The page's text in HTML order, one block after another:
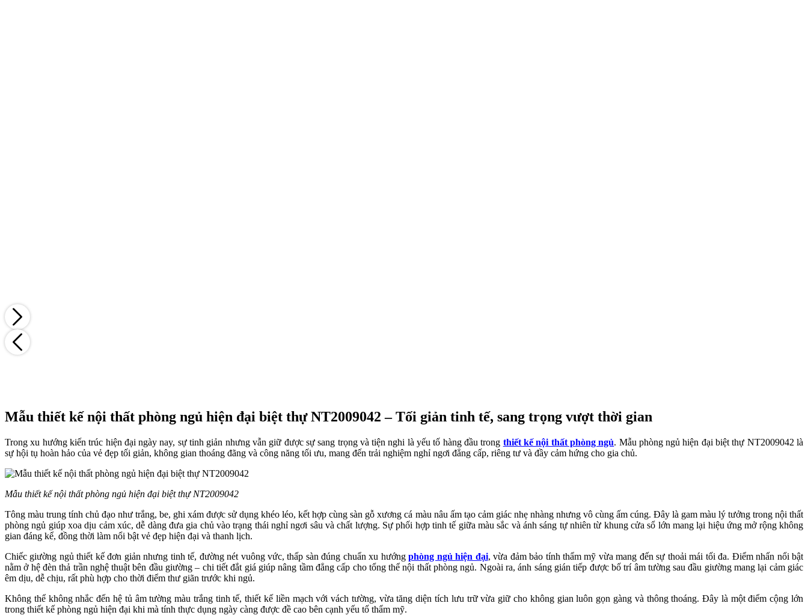
Mẫu thiết kế nội thất phòng ngủ hiện đại biệt thự NT2009042 – Tối giản tinh tế, sang trọng vượt thời gian
Trong xu hướng kiến trúc hiện đại ngày nay, sự tinh giản nhưng vẫn giữ được sự sang trọng và tiện nghi là yếu tố hàng đầu trong thiết kế nội thất phòng ngủ. Mẫu phòng ngủ hiện đại biệt thự NT2009042 là
sự hội tụ hoàn hảo của vẻ đẹp tối giản, không gian thoáng đãng và công năng tối ưu, mang đến trải nghiệm nghỉ ngơi đẳng cấp, riêng tư và đầy cảm hứng cho gia chủ.
Mẫu thiết kế nội thất phòng ngủ hiện đại biệt thự NT2009042
Tông màu trung tính chủ đạo như trắng, be, ghi xám được sử dụng khéo léo, kết hợp cùng sàn gỗ xương cá màu nâu ấm tạo cảm giác nhẹ nhàng nhưng vô cùng ấm cúng. Đây là gam màu lý tưởng trong nội thất
phòng ngủ giúp xoa dịu cảm xúc, dễ dàng đưa gia chủ vào trạng thái nghỉ ngơi sâu và chất lượng. Sự phối hợp tinh tế giữa màu sắc và ánh sáng tự nhiên từ khung cửa sổ lớn mang lại hiệu ứng mở rộng không
gian đáng kể, đồng thời làm nổi bật vẻ đẹp hiện đại và thanh lịch.
Chiếc giường ngủ thiết kế đơn giản nhưng tinh tế, đường nét vuông vức, thấp sàn đúng chuẩn xu hướngphòng ngủ hiện đại, vừa đảm bảo tính thẩm mỹ vừa mang đến sự thoải mái tối đa. Điểm nhấn nổi bật
nằm ở hệ đèn thả trần nghệ thuật bên đầu giường – chi tiết đắt giá giúp nâng tầm đẳng cấp cho tổng thể nội thất phòng ngủ. Ngoài ra, ánh sáng gián tiếp được bố trí âm tường sau đầu giường mang lại cảm giác
êm dịu, dễ chịu, rất phù hợp cho thời điểm thư giãn trước khi ngủ.
Không thể không nhắc đến hệ tủ âm tường màu trắng tinh tế, thiết kế liền mạch với vách tường, vừa tăng diện tích lưu trữ vừa giữ cho không gian luôn gọn gàng và thông thoáng. Đây là một điểm cộng lớn
trong thiết kế phòng ngủ hiện đại khi mà tính thực dụng ngày càng được đề cao bên cạnh yếu tố thẩm mỹ.